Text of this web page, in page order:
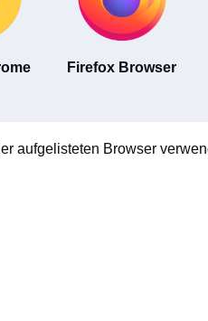
Firefox Browser
aufgelisteten Browser